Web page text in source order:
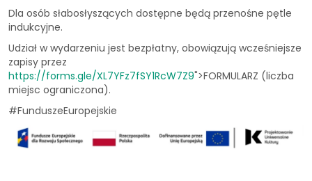
Dla osób słabosłyszących dostępne będą przenośne pętle
indukcyjne.
Udział w wydarzeniu jest bezpłatny, obowiązują wcześniejsze
zapisy przez
https://forms.gle/XL7YFz7fSY1RcW7Z9">FORMULARZ (liczba
miejsc ograniczona).
#FunduszeEuropejskie